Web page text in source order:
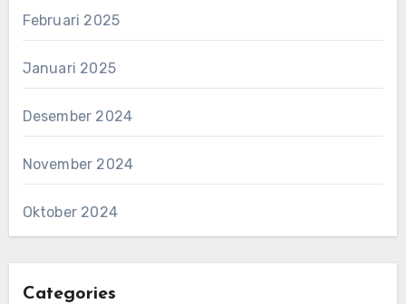
Februari 2025
Januari 2025
Desember 2024
November 2024
Oktober 2024
Categories